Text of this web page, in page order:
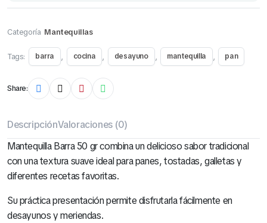
S/2.50
Categoría Mantequillas
Tags: barra , cocina , desayuno , mantequilla , pan
Share:
DescripciónValoraciones (0)
Mantequilla Barra 50 gr combina un delicioso sabor tradicional
con una textura suave ideal para panes, tostadas, galletas y
diferentes recetas favoritas.
Su práctica presentación permite disfrutarla fácilmente en
desayunos y meriendas.